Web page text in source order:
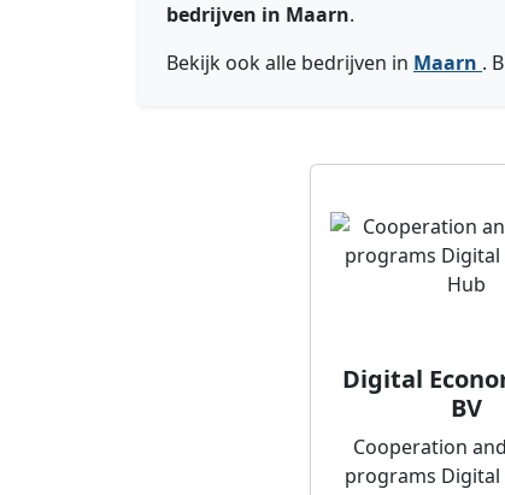
bedrijven in Maarn.
Bekijk ook alle bedrijven in Maarn .
Digital
BV
Cooperation
programs Digital